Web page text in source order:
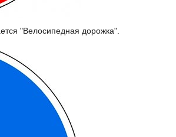
"Велосипедная дорожка".